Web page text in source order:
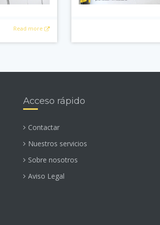
Read more
Acceso rápido
Contactar
Nuestros servicios
Sobre nosotros
Aviso Legal